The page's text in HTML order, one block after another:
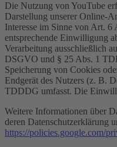
Die Nutzung von YouTube
Darstellung unserer Online-
Interesse im Sinne von Art.
entsprechende Einwilligung
Verarbeitung ausschließlich
DSGVO und § 25 Abs. 1
Speicherung von Cookies
Endgerät des Nutzers (z. B.
TDDDG umfasst. Die
Weitere Informationen über
deren Datenschutzerklärung
https://policies.google.com/